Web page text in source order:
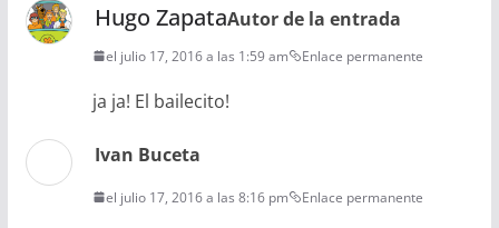
Hugo ZapataAutor de la entrada
el julio 17, 2016 a las 1:59 am Enlace permanente
ja ja! El bailecito!
Ivan Buceta
el julio 17, 2016 a las 8:16 pm Enlace permanente